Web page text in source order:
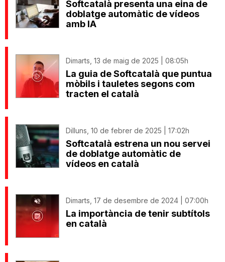
Softcatalà presenta una eina de
doblatge automàtic de vídeos
amb IA
Dimarts, 13 de maig de 2025 | 08:05h
La guia de Softcatalà que puntua
mòbils i tauletes segons com
tracten el català
Dilluns, 10 de febrer de 2025 | 17:02h
Softcatalà estrena un nou servei
de doblatge automàtic de
vídeos en català
Dimarts, 17 de desembre de 2024 | 07:00h
La importància de tenir subtítols
en català